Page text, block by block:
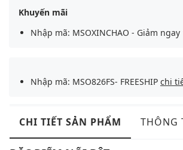
Khuyến mãi
Nhập mã: MSOXINCHAO - Giảm ngay
Nhập mã: MSO826FS- FREESHIP chi
CHI TIẾT SẢN PHẨM THÔNG